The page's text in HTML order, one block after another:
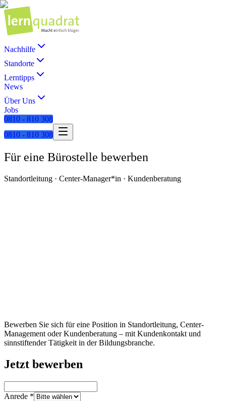
Nachhilfe
Standorte
Lerntipps
News
Über Uns
Jobs
0810 - 810 308
0810 - 810 308
Für eine Bürostelle bewerben
Standortleitung · Center-Manager*in · Kundenberatung
Bewerben Sie sich für eine Position in Standortleitung, Center-
Management oder Kundenberatung – mit Kundenkontakt und
sinnstiftender Tätigkeit in der Bildungsbranche.
Jetzt bewerben
Anrede *